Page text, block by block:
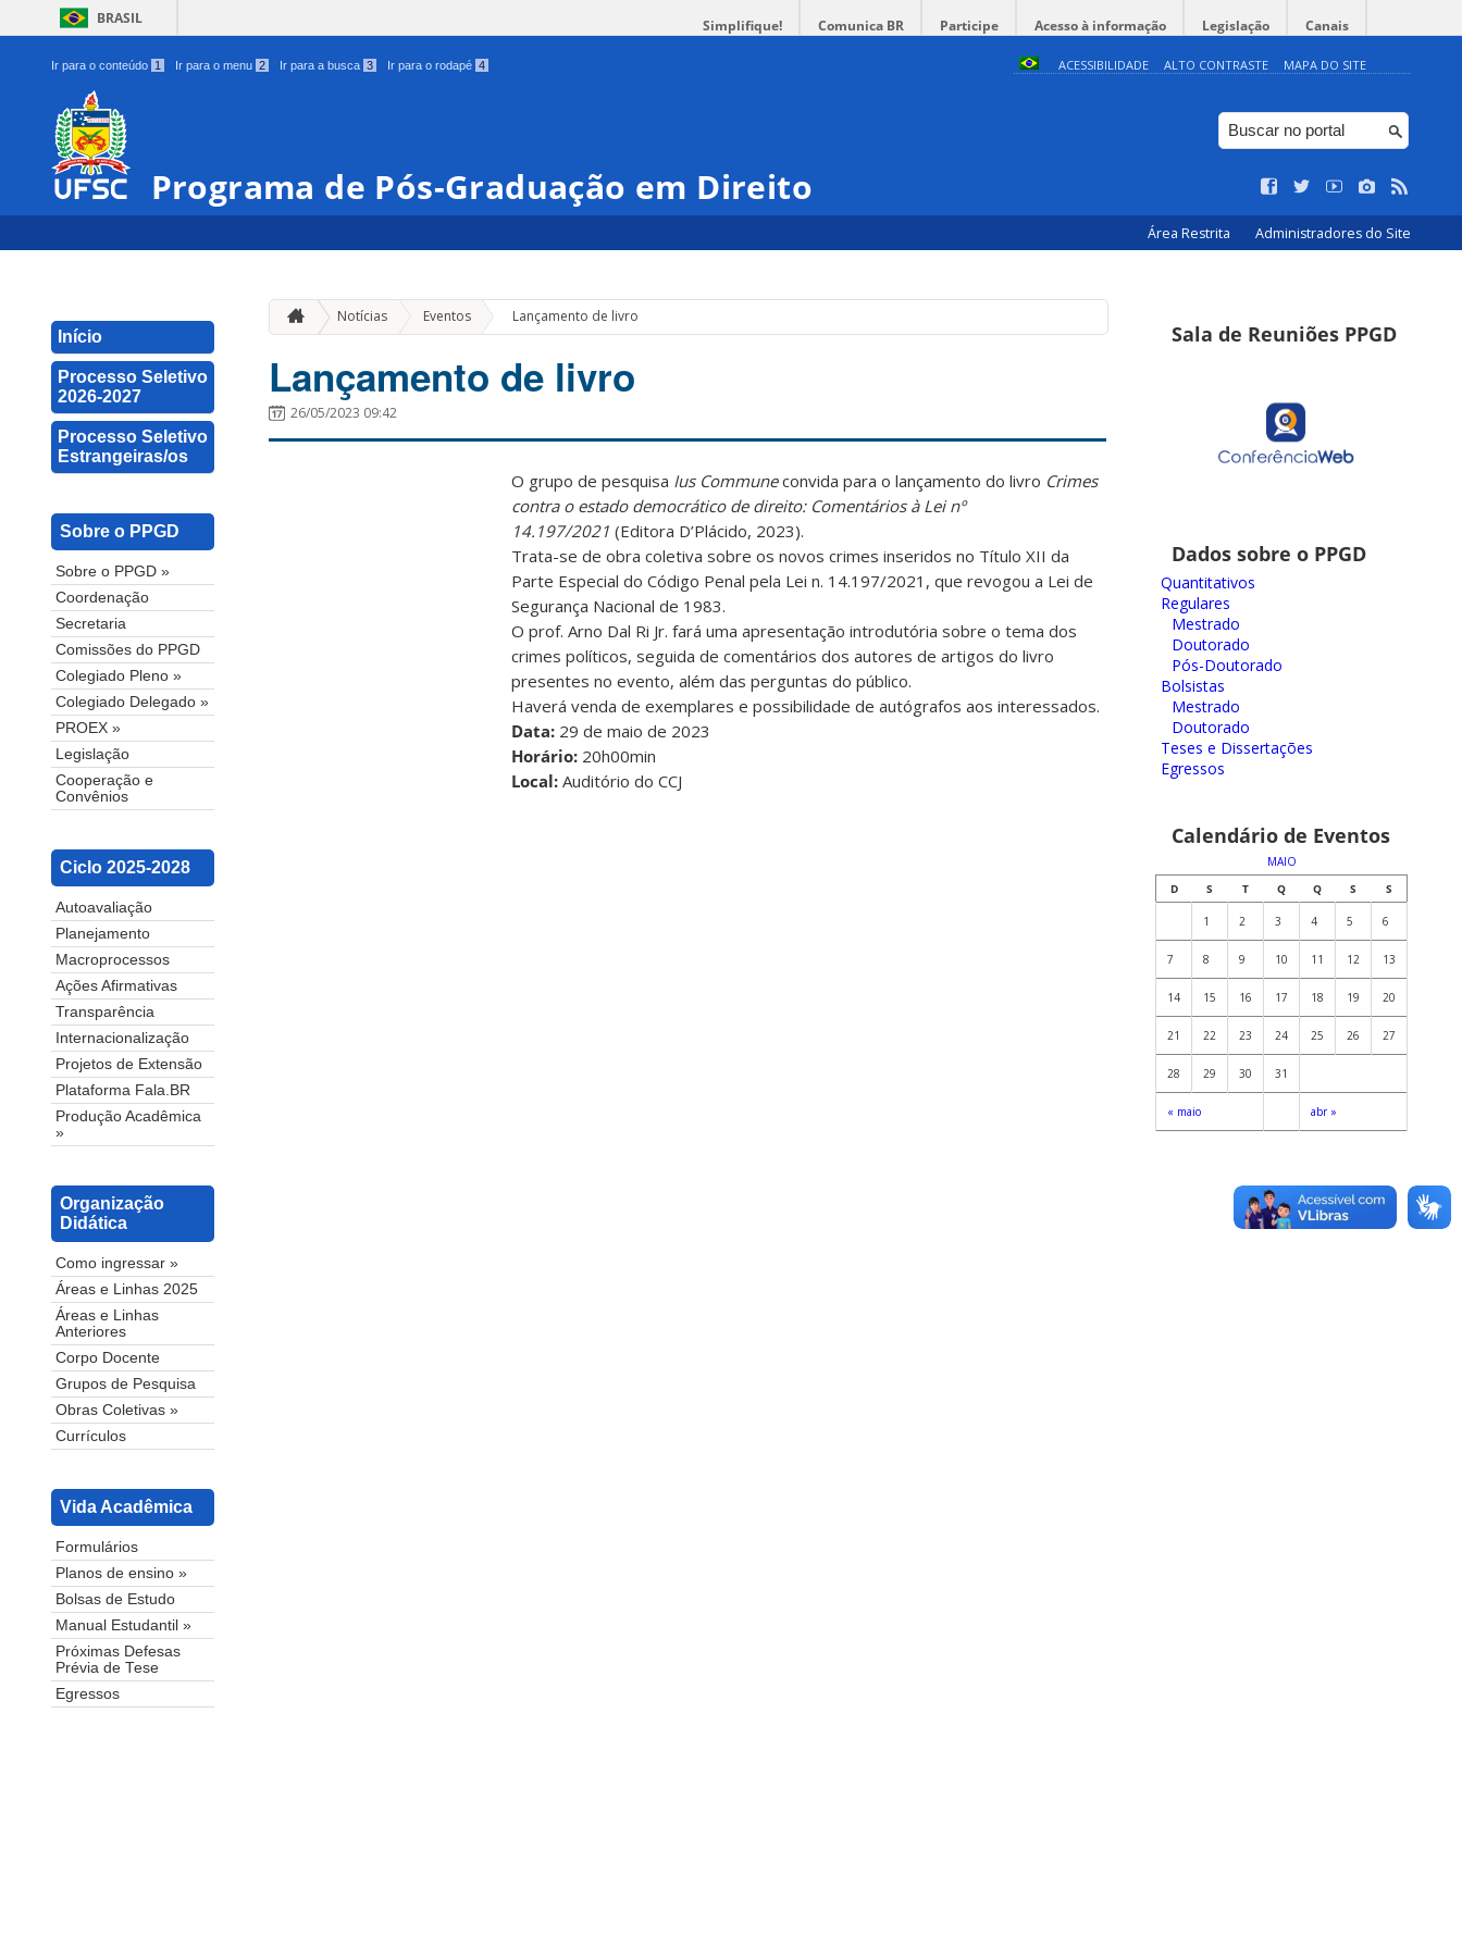
BRASIL Simplifique! Comunica BR Participe Acesso à informação Legislação Canais
Ir para o conteúdo 1 Ir para o menu 2 Ir para a busca 3 Ir para o rodapé 4 ACESSIBILIDADE ALTO CONTRASTE MAPA DO SITE
Programa de Pós-Graduação em Direito
Área Restrita Administradores do Site
Início
Processo Seletivo
2026-2027
Processo Seletivo
Estrangeiras/os
Sobre o PPGD
Sobre o PPGD »
Coordenação
Secretaria
Comissões do PPGD
Colegiado Pleno »
Colegiado Delegado »
PROEX »
Legislação
Cooperação e
Convênios
Ciclo 2025-2028
Autoavaliação
Planejamento
Macroprocessos
Ações Afirmativas
Transparência
Internacionalização
Projetos de Extensão
Plataforma Fala.BR
Produção Acadêmica
»
Organização
Didática
Como ingressar »
Áreas e Linhas 2025
Áreas e Linhas
Anteriores
Corpo Docente
Grupos de Pesquisa
Obras Coletivas »
Currículos
Vida Acadêmica
Formulários
Planos de ensino »
Bolsas de Estudo
Manual Estudantil »
Próximas Defesas
Prévia de Tese
Egressos
Notícias Eventos » Lançamento de livro
Lançamento de livro
26/05/2023 09:42
O grupo de pesquisa Ius Communeconvida para o lançamento do livro Crimes
contra o estado democrático de direito: Comentários à Lei nº
14.197/2021 (Editora D’Plácido, 2023).
Trata-se de obra coletiva sobre os novos crimes inseridos no Título XII da
Parte Especial do Código Penal pela Lei n. 14.197/2021, que revogou a Lei de
Segurança Nacional de 1983.
O prof. Arno Dal Ri Jr. fará uma apresentação introdutória sobre o tema dos
crimes políticos, seguida de comentários dos autores de artigos do livro
presentes no evento, além das perguntas do público.
Haverá venda de exemplares e possibilidade de autógrafos aos interessados.
Data: 29 de maio de 2023
Horário: 20h00min
Local: Auditório do CCJ
Sala de Reuniões PPGD
Dados sobre o PPGD
Quantitativos
Regulares
Mestrado
Doutorado
Pós-Doutorado
Bolsistas
Mestrado
Doutorado
Teses e Dissertações
Egressos
Calendário de Eventos
MAIO
D
S T Q Q S S
« maio abr »
1 2 3 4 5 6
7 8 9 10 11 12 13
14 15 16 17 18 19 20
21 22 23 24 25 26 27
28 29 30 31